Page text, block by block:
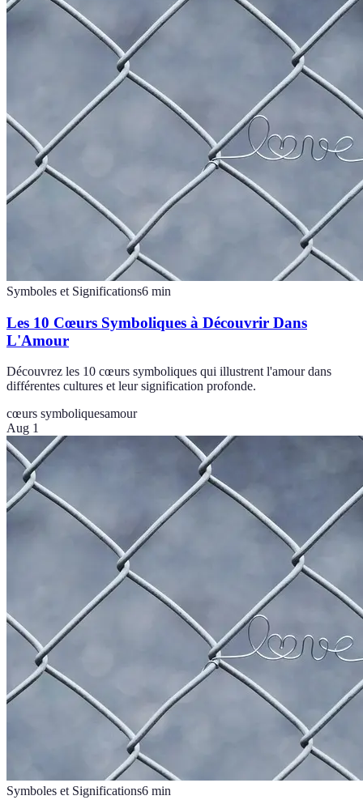
Symboles et Significations6 min
Les 10 Cœurs Symboliques à Découvrir Dans
L'Amour
Découvrez les 10 cœurs symboliques qui illustrent l'amour dans
différentes cultures et leur signification profonde.
cœurs symboliquesamour
Aug 1
Symboles et Significations6 min